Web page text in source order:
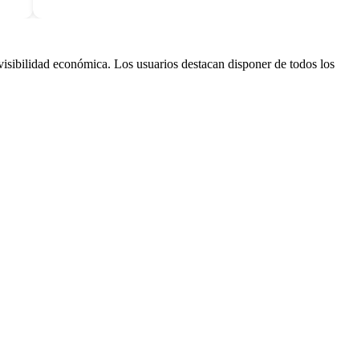
económica. Los usuarios destacan disponer de todos los